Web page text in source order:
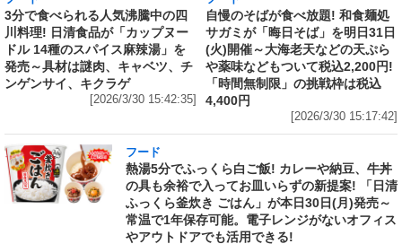
3分で食べられる人気沸騰中の四
川料理! 日清食品が「カップヌー
ドル 14種のスパイス麻辣湯」を
発売～具材は謎肉、キャベツ、チ
ンゲンサイ、キクラゲ
[2026/3/30 15:42:35]
自慢のそばが食べ放題! 和食麺処
サガミが「晦日そば」を明日31日
(火)開催～大海老天などの天ぷら
や薬味などもついて税込2,200円!
「時間無制限」の挑戦枠は税込
4,400円
[2026/3/30 15:17:42]
フード
熱湯5分でふっくら白ご飯! カレーや納豆、牛丼
の具も余裕で入ってお皿いらずの新提案! 「日清
ふっくら釜炊き ごはん」が本日30日(月)発売～
常温で1年保存可能。電子レンジがないオフィス
やアウトドアでも活用できる!